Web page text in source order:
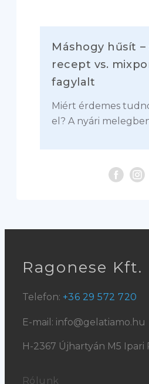
Máshogy hűsít –
recept vs.
fagylalt
Miért érdemes
el? A nyári
Ragonese Kft.
Telefon: +36 29 572 720
E-mail: info@gelatiamo.hu
H-2367 Újhartyán M5 Ipari
Rólunk